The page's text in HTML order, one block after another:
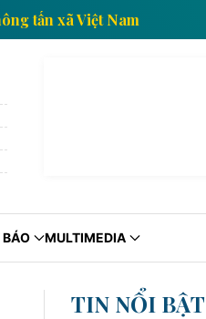
của Thông tấn xã Việt Nam
MULTIMEDIA
TIN NỔI BẬT